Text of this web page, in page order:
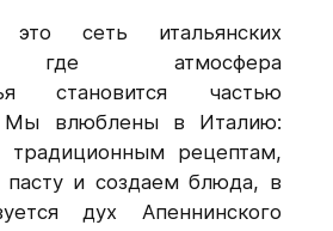
сеть итальянских
где атмосфера
становится частью
Мы влюблены в Италию:
рецептам,
и создаем блюда, в
дух Апеннинского